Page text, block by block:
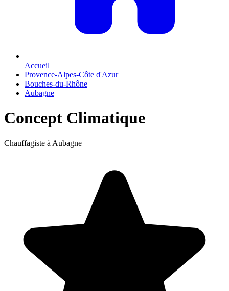
Accueil
Provence-Alpes-Côte d'Azur
Bouches-du-Rhône
Aubagne
Concept Climatique
Chauffagiste à Aubagne